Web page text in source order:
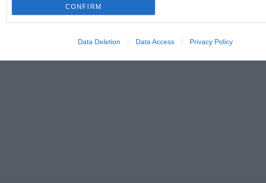
I want to allow Google to enable storage related to functionality of the website
I want to allow Google to enable storage related to personalization.
CONFIRM
Data Deletion Data Access Privacy Policy